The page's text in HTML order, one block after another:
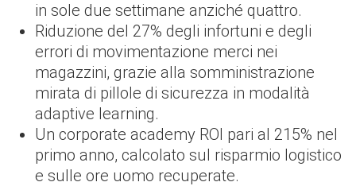
in sole due settimane anziché quattro.
Riduzione del 27% degli infortuni e degli
errori di movimentazione merci nei
magazzini, grazie alla somministrazione
mirata di pillole di sicurezza in modalità
adaptive learning.
Un corporate academy ROI pari al 215% nel
primo anno, calcolato sul risparmio logistico
e sulle ore uomo recuperate.